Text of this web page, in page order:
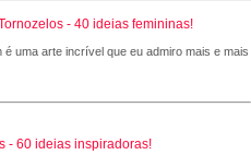
- 40 ideias femininas!
é uma arte incrível que eu admiro mais e mais
- 60 ideias inspiradoras!